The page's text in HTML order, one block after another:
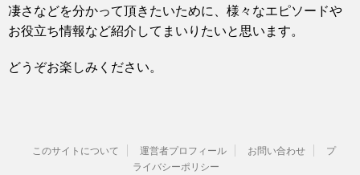
凄さなどを分かって頂きたいために、様々なエピソードや
お役立ち情報など紹介してまいりたいと思います。
どうぞお楽しみください。
このサイトについて 運営者プロフィール お問い合わせ
プ
ライバシーポリシー